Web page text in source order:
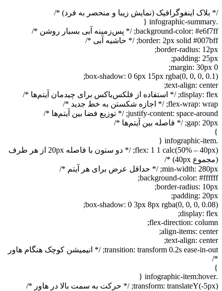
/* بلاک اینفوگرافیک (نمایش زیبا و منحصر به فرد) */
.infographic-summary {
background-color: #e6f7ff; /* پس‌زمینه آبی بسیار روشن */
border: 2px solid #007bff; /* حاشیه آبی */
border-radius: 12px;
padding: 25px;
margin: 30px 0;
box-shadow: 0 6px 15px rgba(0, 0, 0, 0.1);
text-align: center;
display: flex; /* استفاده از فلکس‌باکس برای چیدمان آیتم‌ها */
flex-wrap: wrap; /* اجازه شکستن به خط جدید */
justify-content: space-around; /* توزیع فضا بین آیتم‌ها */
gap: 20px; /* فاصله بین آیتم‌ها */
}
.infographic-item {
flex: 1 1 calc(50% – 40px); /* دو ستون با فاصله 20px از هر طرف
(مجموع 40px) */
min-width: 280px; /* حداقل عرض برای هر آیتم */
background-color: #ffffff;
border-radius: 10px;
padding: 20px;
box-shadow: 0 3px 8px rgba(0, 0, 0, 0.08);
display: flex;
flex-direction: column;
align-items: center;
text-align: center;
transition: transform 0.2s ease-in-out; /* انیمیشن کوچک هنگام هاور
*/
}
.infographic-item:hover {
transform: translateY(-5px); /* حرکت به سمت بالا در هاور */